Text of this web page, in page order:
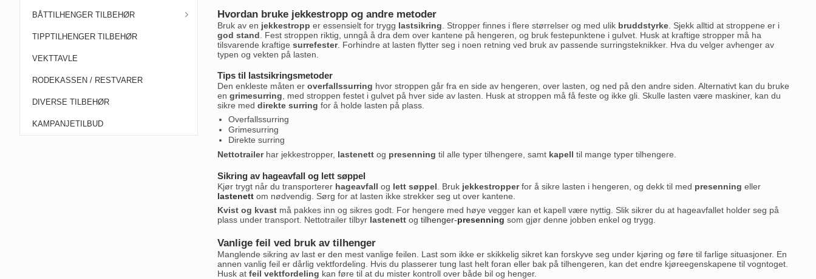
BÅTTILHENGER TILBEHØR
TIPPTILHENGER TILBEHØR
VEKTTAVLE
RODEKASSEN / RESTVARER
DIVERSE TILBEHØR
KAMPANJETILBUD
Hvordan bruke jekkestropp og andre metoder
Bruk av en jekkestropp er essensielt for trygg lastsikring . Stropper finnes i flere størrelser og med ulik bruddstyrke . Sjekk alltid at stroppene er i
god stand . Fest stroppen riktig, unngå å dra dem over kantene på hengeren, og bruk festepunktene i gulvet. Husk at kraftige stropper må ha
tilsvarende kraftigesurrefester. Forhindre at lasten flytter seg i noen retning ved bruk av passende surringsteknikker. Hva du velger avhenger av
typen og vekten på lasten.
Tips til lastsikringsmetoder
Den enkleste måten eroverfallssurring hvor stroppen går fra en side av hengeren, over lasten, og ned på den andre siden. Alternativt kan du bruke
engrimesurring, med stroppen festet i gulvet på hver side av lasten. Husk at stroppen må få feste og ikke gli. Skulle lasten være maskiner, kan du
sikre meddirekte surring for å holde lasten på plass.
Overfallssurring
Grimesurring
Direkte surring
Nettotrailerhar jekkestropper, lastenett og presenning til alle typer tilhengere, samt kapell til mange typer tilhengere.
Sikring av hageavfall og lett søppel
Kjør trygt når du transporterer hageavfall og lett søppel . Bruk jekkestropperfor å sikre lasten i hengeren, og dekk til med presenning eller
lastenett om nødvendig. Sørg for at lasten ikke strekker seg ut over kantene.
Kvist og kvast må pakkes inn og sikres godt. For hengere med høye vegger kan et kapell være nyttig. Slik sikrer du at hageavfallet holder seg på
plass under transport. Nettotrailer tilbyr lastenett ogtilhenger-presenning som gjør denne jobben enkel og trygg.
Vanlige feil ved bruk av tilhenger
Manglende sikring av last er den mest vanlige feilen. Last som ikke er skikkelig sikret kan forskyve seg under kjøring og føre til farlige situasjoner. En
annen vanlig feil er dårlig vektfordeling. Hvis du plasserer tung last helt foran eller bak på tilhengeren, kan det endre kjøreegenskapene til vogntoget.
Husk atfeil vektfordeling kan føre til at du mister kontroll over både bil og henger.